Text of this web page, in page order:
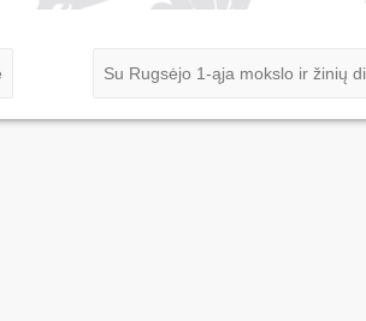
Su Rugsėjo 1-ąja mokslo ir žinių